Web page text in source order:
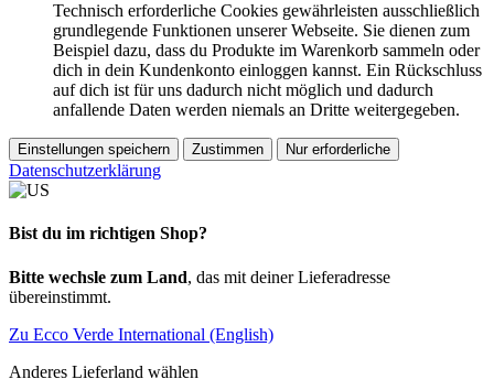
Technisch erforderliche Cookies gewährleisten ausschließlich
grundlegende Funktionen unserer Webseite. Sie dienen zum
Beispiel dazu, dass du Produkte im Warenkorb sammeln oder
dich in dein Kundenkonto einloggen kannst. Ein Rückschluss
auf dich ist für uns dadurch nicht möglich und dadurch
anfallende Daten werden niemals an Dritte weitergegeben.
Einstellungen speichern Zustimmen Nur erforderliche
Datenschutzerklärung
Bist du im richtigen Shop?
Bitte wechsle zum Land, das mit deiner Lieferadresse
übereinstimmt.
Zu Ecco Verde International (English)
Anderes Lieferland wählen